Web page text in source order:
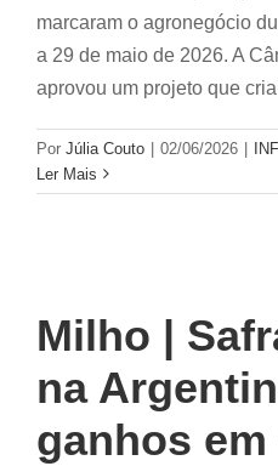
marcaram o agronegócio
a 29 de maio de 2026. A
aprovou um projeto que cria
Por Júlia Couto 02/06/2026
Ler Mais
Milho |
na
ganhos